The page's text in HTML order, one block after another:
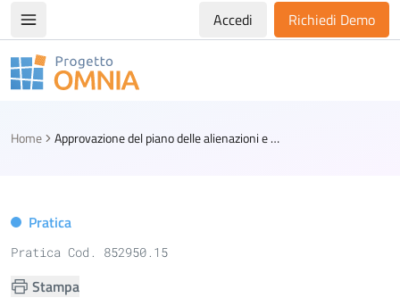
Apri/chiudi menù di navigazioneAccedi Richiedi Demo
Progetto Omnia
Home Approvazione del piano delle alienazioni e valorizzazioni immobiliari
Pratica
Pratica Cod. 852950.15
Stampa